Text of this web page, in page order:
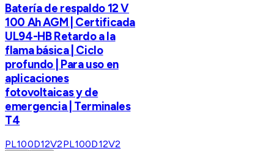
Batería de respaldo 12 V
100 Ah AGM | Certificada
UL94-HB Retardo a la
flama básica | Ciclo
profundo | Para uso en
aplicaciones
fotovoltaicas y de
emergencia | Terminales
T4
PL100D12V2PL100D12V2